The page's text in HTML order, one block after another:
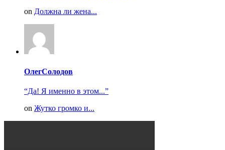
on Должна ли жена...
ОлегСолодов
“Да! Я именно в этом...”
on Жутко громко и...